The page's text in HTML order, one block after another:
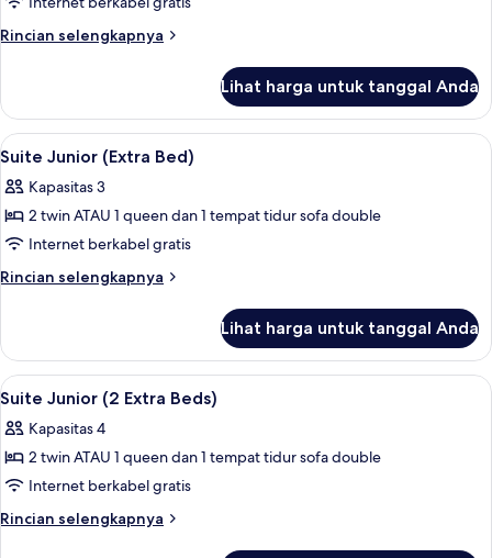
Keluarga
Rincian selengkapnya
Rincian
Studio
Keluarga
(Extra
Lihat harga untuk tanggal Anda
Lihat
semua
foto
untuk
Suite
Junior
Minibar, brankas, ruang kerja ramah
7
Suite Junior (Extra Bed)
Kapasitas 3
2 twin ATAU 1 queen dan 1 tempat tidur sofa double
Internet berkabel gratis
Rincian selengkapnya
Rincian
Suite
Junior
(Extra
Lihat harga untuk tanggal Anda
Lihat
semua
foto
untuk
Suite
Junior
Minibar, brankas, ruang kerja ramah
7
Suite Junior (2 Extra Beds)
Kapasitas 4
2 twin ATAU 1 queen dan 1 tempat tidur sofa double
Internet berkabel gratis
Rincian selengkapnya
Rincian